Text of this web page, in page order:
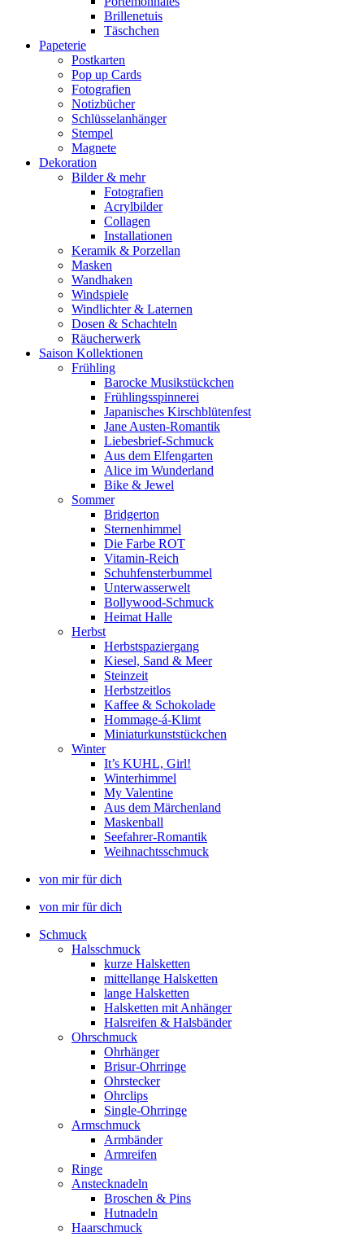
Brillenetuis
Täschchen
Papeterie
Postkarten
Pop up Cards
Fotografien
Notizbücher
Schlüsselanhänger
Stempel
Magnete
Dekoration
Bilder & mehr
Fotografien
Acrylbilder
Collagen
Installationen
Keramik & Porzellan
Masken
Wandhaken
Windspiele
Windlichter & Laternen
Dosen & Schachteln
Räucherwerk
Saison Kollektionen
Frühling
Barocke Musikstückchen
Frühlingsspinnerei
Japanisches Kirschblütenfest
Jane Austen-Romantik
Liebesbrief-Schmuck
Aus dem Elfengarten
Alice im Wunderland
Bike & Jewel
Sommer
Bridgerton
Sternenhimmel
Die Farbe ROT
Vitamin-Reich
Schuhfensterbummel
Unterwasserwelt
Bollywood-Schmuck
Heimat Halle
Herbst
Herbstspaziergang
Kiesel, Sand & Meer
Steinzeit
Herbstzeitlos
Kaffee & Schokolade
Hommage-á-Klimt
Miniaturkunststückchen
Winter
It’s KUHL, Girl!
Winterhimmel
My Valentine
Aus dem Märchenland
Maskenball
Seefahrer-Romantik
Weihnachtsschmuck
von mir für dich
von mir für dich
Schmuck
Halsschmuck
kurze Halsketten
mittellange Halsketten
lange Halsketten
Halsketten mit Anhänger
Halsreifen & Halsbänder
Ohrschmuck
Ohrhänger
Brisur-Ohrringe
Ohrstecker
Ohrclips
Single-Ohrringe
Armschmuck
Armbänder
Armreifen
Ringe
Anstecknadeln
Broschen & Pins
Hutnadeln
Haarschmuck